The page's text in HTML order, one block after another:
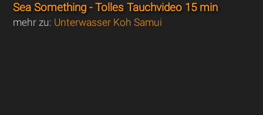
Sea Something - Tolles Tauchvideo 15 min
mehr zu: Unterwasser Koh Samui